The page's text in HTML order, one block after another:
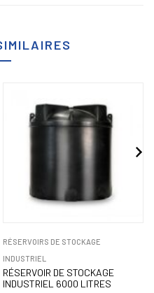
RÉSERVOIRS DE STOCKAGE
INDUSTRIEL
RÉSERVOIR DE STOCKAGE
INDUSTRIEL 6000 LITRES